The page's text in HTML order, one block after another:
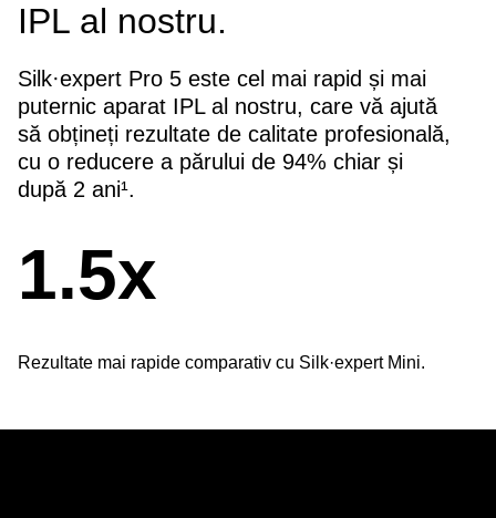
IPL al nostru.
Silk·expert Pro 5 este cel mai rapid și mai
puternic aparat IPL al nostru, care vă ajută
să obțineți rezultate de calitate profesională,
cu o reducere a părului de 94% chiar și
după 2 ani¹.
1.5x
Rezultate mai rapide comparativ cu Silk·expert Mini.